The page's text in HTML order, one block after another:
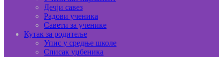
Дечји савез
Радови ученика
Савети за ученике
Кутак за родитеље
Упис у средње школе
Списак уџбеника